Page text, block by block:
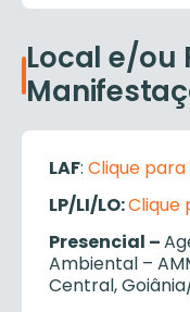
Documentos
acessar
DECLARAÇÃO
A emissão da
Licenciamento
realizada
<http://
para atividades
Instrução
de 2019.
Local e/ou
LAF: Clique
LP/LI/LO:Clique
Presencial –
Ambiental –
Central,